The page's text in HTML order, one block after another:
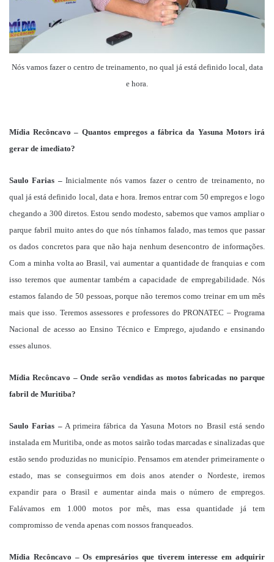
Nós vamos fazer o centro de treinamento, no qual já está definido local, data
e hora.
Mídia Recôncavo – Quantos empregos a fábrica da Yasuna Motors irá
gerar de imediato?
Saulo Farias –Inicialmente nós vamos fazer o centro de treinamento, no
qual já está definido local, data e hora. Iremos entrar com 50 empregos e logo
chegando a 300 diretos. Estou sendo modesto, sabemos que vamos ampliar o
parque fabril muito antes do que nós tínhamos falado, mas temos que passar
os dados concretos para que não haja nenhum desencontro de informações.
Com a minha volta ao Brasil, vai aumentar a quantidade de franquias e com
isso teremos que aumentar também a capacidade de empregabilidade. Nós
estamos falando de 50 pessoas, porque não teremos como treinar em um mês
mais que isso. Teremos assessores e professores do PRONATEC – Programa
Nacional de acesso ao Ensino Técnico e Emprego, ajudando e ensinando
esses alunos.
Mídia Recôncavo – Onde serão vendidas as motos fabricadas no parque
fabril de Muritiba?
Saulo Farias –A primeira fábrica da Yasuna Motors no Brasil está sendo
instalada em Muritiba, onde as motos sairão todas marcadas e sinalizadas que
estão sendo produzidas no município. Pensamos em atender primeiramente o
estado, mas se conseguirmos em dois anos atender o Nordeste, iremos
expandir para o Brasil e aumentar ainda mais o número de empregos.
Falávamos em 1.000 motos por mês, mas essa quantidade já tem
compromisso de venda apenas com nossos franqueados.
Mídia Recôncavo – Os empresários que tiverem interesse em adquirir